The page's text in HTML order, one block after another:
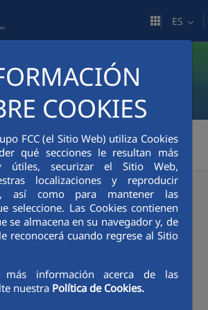
COOKIES
FCC (el Sitio Web) utiliza Cookies
qué secciones le resultan más
útiles, securizar el Sitio Web,
localizaciones y reproducir
así como para mantener las
seleccione. Las Cookies contienen
se almacena en su navegador y, de
reconocerá cuando regrese al Sitio
más información acerca de las
nuestra Política de Cookies.
ES
>
Oviedo renueva su confianza en FCC Medio Ambiente para el cuidado de sus zonas verdes
su
en FCC Medio
para el cuidado
verdes